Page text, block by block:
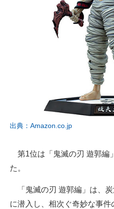
出典：Amazon.co.jp
第1位は「鬼滅の刃 遊郭編
た。
「鬼滅の刃 遊郭編」は、
に潜入し、相次ぐ奇妙な事